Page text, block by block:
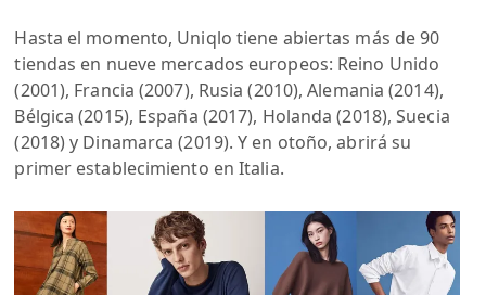
Hasta el momento, Uniqlo tiene abiertas más de 90
tiendas en nueve mercados europeos: Reino Unido
(2001), Francia (2007), Rusia (2010), Alemania (2014),
Bélgica (2015), España (2017), Holanda (2018), Suecia
(2018) y Dinamarca (2019). Y en otoño, abrirá su
primer establecimiento en Italia.